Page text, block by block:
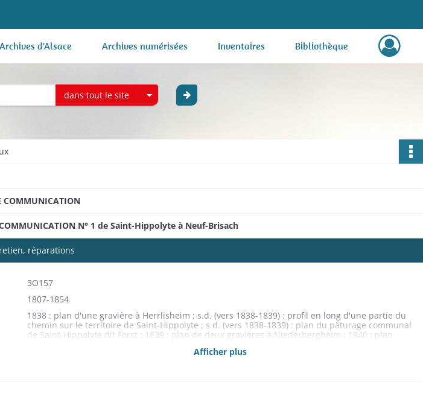
d'Alsace Archives numérisées Inventaires Bibliothèque
dans tout le site
COMMUNICATION
COMMUNICATION N° 1 de Saint-Hippolyte à Neuf-Brisach
réparations
3O157
1807-1854
1838 : plan d'une gravière à Herrlisheim ; s.d. (vers 1838-1839) : profil en long d'une partie du
chemin sur le territoire de Saint-Hippolyte ; s.d. (vers 1838-1839) : plan du pâturage communal
de Saint-Hippolyte dit Forst ; 1839 : plan de deux gravières à Niederhergheim ; 1840 : plan
la rue du Rempart à Bergheim ; 1841 : plan d'une gravière à Weckolsheim ; 1841 : plan d'une
Afficher plus